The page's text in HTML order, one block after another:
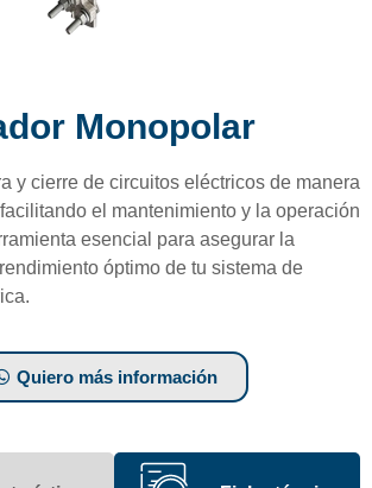
Monopolar
y cierre de circuitos eléctricos de manera
el mantenimiento y la operación
esencial para asegurar la
óptimo de tu sistema de
Quiero más información